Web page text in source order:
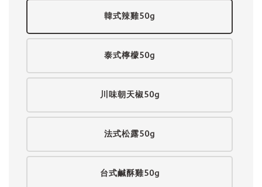
韓式辣雞50g
泰式檸檬50g
川味朝天椒50g
法式松露50g
台式鹹酥雞50g